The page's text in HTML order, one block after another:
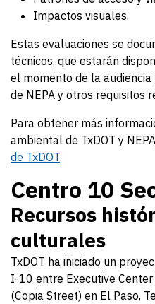
Impactos visuales.
Estas evaluaciones se
técnicos, que estarán
el momento de la
de NEPA y otros requisitos
Para obtener más
ambiental de TxDOT y
de TxDOT.
Centro 10
Recursos
culturales
TxDOT ha iniciado un
I-10 entre Executive
(Copia Street) en El Paso,